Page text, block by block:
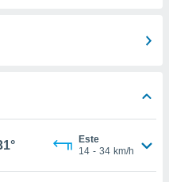
Este
14 - 34 km/h